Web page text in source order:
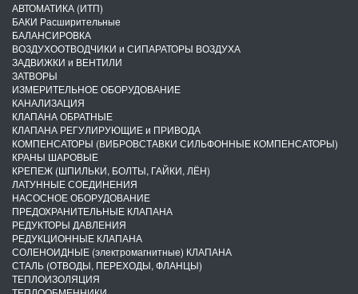
АВТОМАТИКА (ИТП)
БАКИ Расширительные
БАЛАНСИРОВКА
ВОЗДУХООТВОДЧИКИ и СИПАРАТОРЫ ВОЗДУХА
ЗАДВИЖКИ и ВЕНТИЛИ
ЗАТВОРЫ
ИЗМЕРИТЕЛЬНОЕ ОБОРУДОВАНИЕ
КАНАЛИЗАЦИЯ
КЛАПАНА ОБРАТНЫЕ
КЛАПАНА РЕГУЛИРУЮЩИЕ и ПРИВОДА
КОМПЕНСАТОРЫ (ВИБРОВСТАВКИ СИЛЬФОННЫЕ КОМПЕНСАТОРЫ)
КРАНЫ ШАРОВЫЕ
КРЕПЕЖ (ШПИЛЬКИ, БОЛТЫ, ГАЙКИ, ЛЁН)
ЛАТУННЫЕ СОЕДИНЕНИЯ
НАСОСНОЕ ОБОРУДОВАНИЕ
ПРЕДОХРАНИТЕЛЬНЫЕ КЛАПАНА
РЕДУКТОРЫ ДАВЛЕНИЯ
РЕДУКЦИОННЫЕ КЛАПАНА
СОЛЕНОИДНЫЕ (электромагнитные) КЛАПАНА
СТАЛЬ (ОТВОДЫ, ПЕРЕХОДЫ, ФЛАНЦЫ)
ТЕПЛОИЗОЛЯЦИЯ